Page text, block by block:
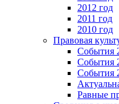
2012 год
2011 год
2010 год
Правовая
События
События
События
Равные